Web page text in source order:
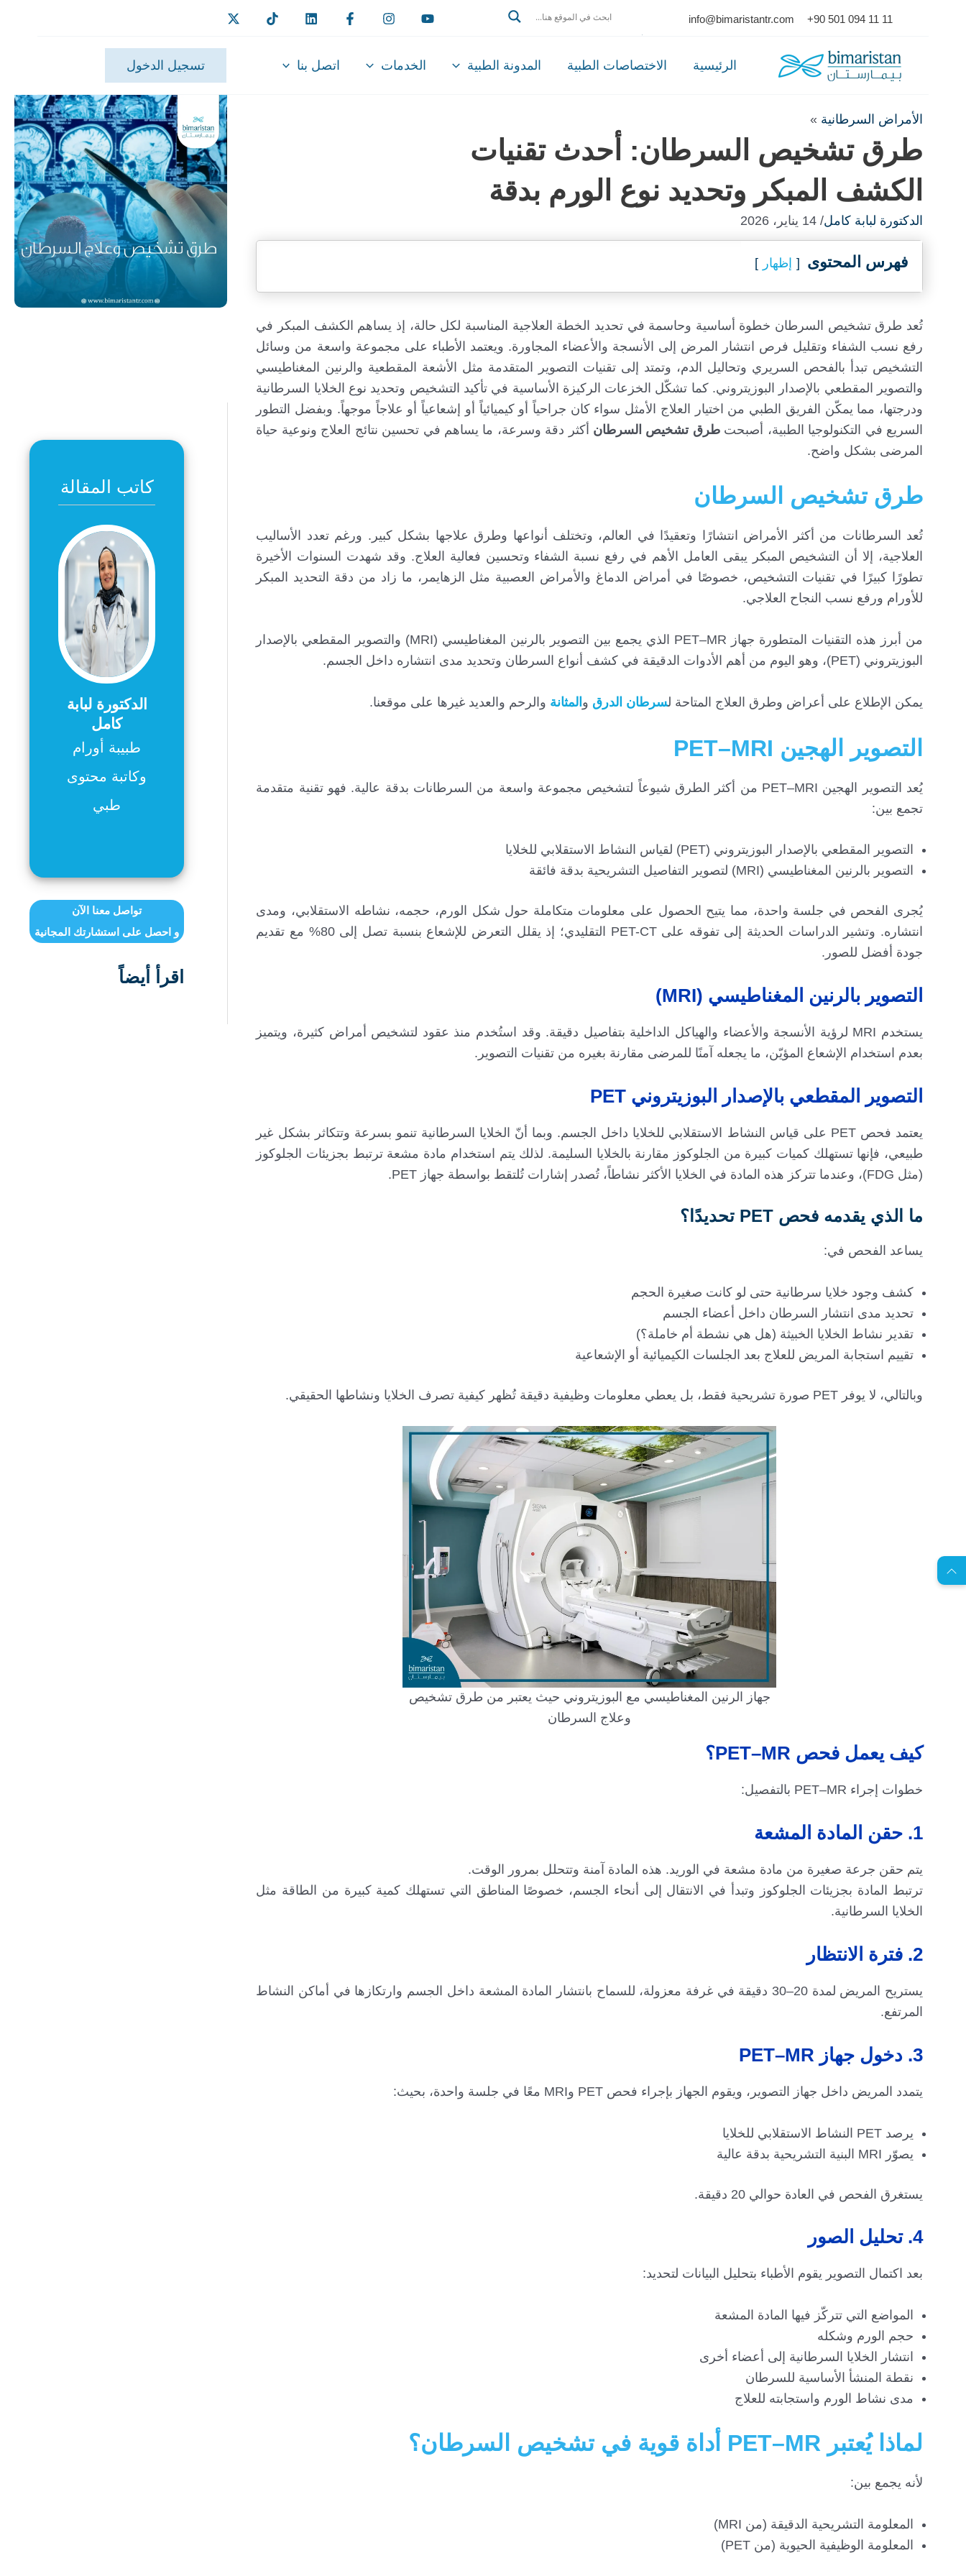
info@bimaristantr.com +90 501 094 11 11
الرئيسية الاختصاصات الطبية المدونة الطبية الخدمات اتصل بنا تسجيل الدخول
الأمراض السرطانية »
طرق تشخيص السرطان: أحدث تقنيات
الكشف المبكر وتحديد نوع الورم بدقة
الدكتورة لبابة كامل/ 14 يناير، 2026
فهرس المحتوى إظهار
تُعد طرق تشخيص السرطان خطوة أساسية وحاسمة في تحديد الخطة العلاجية المناسبة لكل حالة، إذ يساهم الكشف المبكر في
رفع نسب الشفاء وتقليل فرص انتشار المرض إلى الأنسجة والأعضاء المجاورة. ويعتمد الأطباء على مجموعة واسعة من وسائل
التشخيص تبدأ بالفحص السريري وتحاليل الدم، وتمتد إلى تقنيات التصوير المتقدمة مثل الأشعة المقطعية والرنين المغناطيسي
والتصوير المقطعي بالإصدار البوزيتروني. كما تشكّل الخزعات الركيزة الأساسية في تأكيد التشخيص وتحديد نوع الخلايا السرطانية
ودرجتها، مما يمكّن الفريق الطبي من اختيار العلاج الأمثل سواء كان جراحياً أو كيميائياً أو إشعاعياً أو علاجاً موجهاً. وبفضل التطور
السريع في التكنولوجيا الطبية، أصبحتطرق تشخيص السرطان أكثر دقة وسرعة، ما يساهم في تحسين نتائج العلاج ونوعية حياة
المرضى بشكل واضح.
طرق تشخيص السرطان
تُعد السرطانات من أكثر الأمراض انتشارًا وتعقيدًا في العالم، وتختلف أنواعها وطرق علاجها بشكل كبير. ورغم تعدد الأساليب
العلاجية، إلا أن التشخيص المبكر يبقى العامل الأهم في رفع نسبة الشفاء وتحسين فعالية العلاج. وقد شهدت السنوات الأخيرة
تطورًا كبيرًا في تقنيات التشخيص، خصوصًا في أمراض الدماغ والأمراض العصبية مثل الزهايمر، ما زاد من دقة التحديد المبكر
للأورام ورفع نسب النجاح العلاجي.
من أبرز هذه التقنيات المتطورة جهاز PET–MR الذي يجمع بين التصوير بالرنين المغناطيسي (MRI) والتصوير المقطعي بالإصدار
البوزيتروني (PET)، وهو اليوم من أهم الأدوات الدقيقة في كشف أنواع السرطان وتحديد مدى انتشاره داخل الجسم.
يمكن الإطلاع على أعراض وطرق العلاج المتاحة لسرطان الدرق و المثانة والرحم والعديد غيرها على موقعنا.
التصوير الهجين PET–MRI
يُعد التصوير الهجين PET–MRI من أكثر الطرق شيوعاً لتشخيص مجموعة واسعة من السرطانات بدقة عالية. فهو تقنية متقدمة
تجمع بين:
التصوير المقطعي بالإصدار البوزيتروني (PET) لقياس النشاط الاستقلابي للخلايا
التصوير بالرنين المغناطيسي (MRI) لتصوير التفاصيل التشريحية بدقة فائقة
يُجرى الفحص في جلسة واحدة، مما يتيح الحصول على معلومات متكاملة حول شكل الورم، حجمه، نشاطه الاستقلابي، ومدى
انتشاره. وتشير الدراسات الحديثة إلى تفوقه على PET-CT التقليدي؛ إذ يقلل التعرض للإشعاع بنسبة تصل إلى 80% مع تقديم
جودة أفضل للصور.
التصوير بالرنين المغناطيسي (MRI)
يستخدم MRI لرؤية الأنسجة والأعضاء والهياكل الداخلية بتفاصيل دقيقة. وقد استُخدم منذ عقود لتشخيص أمراض كثيرة، ويتميز
بعدم استخدام الإشعاع المؤيّن، ما يجعله آمنًا للمرضى مقارنة بغيره من تقنيات التصوير.
التصوير المقطعي بالإصدار البوزيتروني PET
يعتمد فحص PET على قياس النشاط الاستقلابي للخلايا داخل الجسم. وبما أنّ الخلايا السرطانية تنمو بسرعة وتتكاثر بشكل غير
طبيعي، فإنها تستهلك كميات كبيرة من الجلوكوز مقارنة بالخلايا السليمة. لذلك يتم استخدام مادة مشعة ترتبط بجزيئات الجلوكوز
(مثل FDG)، وعندما تتركز هذه المادة في الخلايا الأكثر نشاطاً، تُصدر إشارات تُلتقط بواسطة جهاز PET.
ما الذي يقدمه فحص PET تحديدًا؟
يساعد الفحص في:
كشف وجود خلايا سرطانية حتى لو كانت صغيرة الحجم
تحديد مدى انتشار السرطان داخل أعضاء الجسم
تقدير نشاط الخلايا الخبيثة (هل هي نشطة أم خاملة؟)
تقييم استجابة المريض للعلاج بعد الجلسات الكيميائية أو الإشعاعية
وبالتالي، لا يوفر PET صورة تشريحية فقط، بل يعطي معلومات وظيفية دقيقة تُظهر كيفية تصرف الخلايا ونشاطها الحقيقي.
جهاز الرنين المغناطيسي مع البوزيتروني حيث يعتبر من طرق تشخيص
وعلاج السرطان
كيف يعمل فحص PET–MR؟
خطوات إجراء PET–MR بالتفصيل:
1. حقن المادة المشعة
يتم حقن جرعة صغيرة من مادة مشعة في الوريد. هذه المادة آمنة وتتحلل بمرور الوقت.
ترتبط المادة بجزيئات الجلوكوز وتبدأ في الانتقال إلى أنحاء الجسم، خصوصًا المناطق التي تستهلك كمية كبيرة من الطاقة مثل
الخلايا السرطانية.
2. فترة الانتظار
يستريح المريض لمدة 20–30 دقيقة في غرفة معزولة، للسماح بانتشار المادة المشعة داخل الجسم وارتكازها في أماكن النشاط
المرتفع.
3. دخول جهاز PET–MR
يتمدد المريض داخل جهاز التصوير، ويقوم الجهاز بإجراء فحص PET وMRI معًا في جلسة واحدة، بحيث:
يرصد PET النشاط الاستقلابي للخلايا
يصوّر MRI البنية التشريحية بدقة عالية
يستغرق الفحص في العادة حوالي 20 دقيقة.
4. تحليل الصور
بعد اكتمال التصوير يقوم الأطباء بتحليل البيانات لتحديد:
المواضع التي تتركّز فيها المادة المشعة
حجم الورم وشكله
انتشار الخلايا السرطانية إلى أعضاء أخرى
نقطة المنشأ الأساسية للسرطان
مدى نشاط الورم واستجابته للعلاج
لماذا يُعتبر PET–MR أداة قوية في تشخيص السرطان؟
لأنه يجمع بين:
المعلومة التشريحية الدقيقة (من MRI)
المعلومة الوظيفية الحيوية (من PET)
كاتب المقالة
الدكتورة لبابة
كامل
طبيبة أورام
وكاتبة محتوى
طبي
تواصل معنا الآن
و احصل على استشارتك المجانية
اقرأ أيضاً
ل
ا
س
ت
ش
ا
ر
ة
م
ج
ا
ن
ي
ة